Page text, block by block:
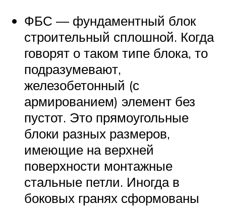
ФБС — фундаментный блок
строительный сплошной. Когда
говорят о таком типе блока, то
подразумевают,
железобетонный (с
армированием) элемент без
пустот. Это прямоугольные
блоки разных размеров,
имеющие на верхней
поверхности монтажные
стальные петли. Иногда в
боковых гранях сформованы